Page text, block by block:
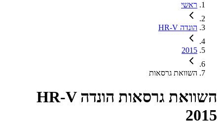
ראשי
הונדה HR-V
2015
השוואת גרסאות
השוואת גרסאות
הונדה HR-V
2015